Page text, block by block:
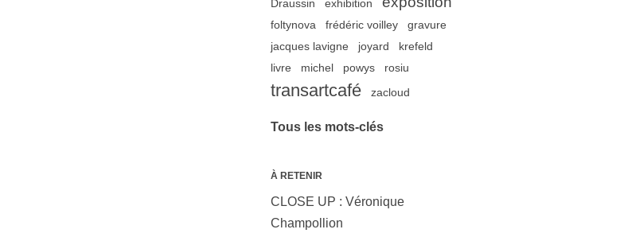
Draussin
exhibition
foltynova frédéric voilley
gravure
jacques lavigne
joyard
krefeld
livre
michel powys rosiu
transartcafé zacloud
Tous les mots-clés
À RETENIR
CLOSE UP : Véronique
Champollion